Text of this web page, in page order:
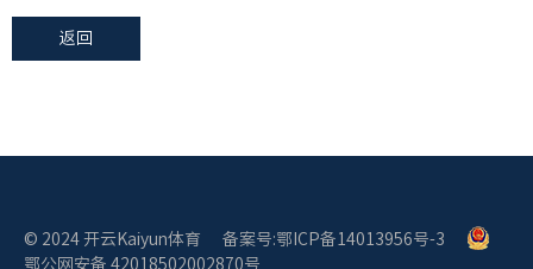
返回
© 2024 开云Kaiyun体育
备案号:鄂ICP备14013956号-3
鄂公网安备 42018502002870号